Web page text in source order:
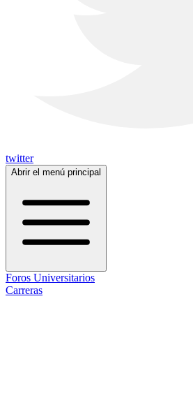
twitter
Abrir el menú principal
Foros Universitarios
Carreras